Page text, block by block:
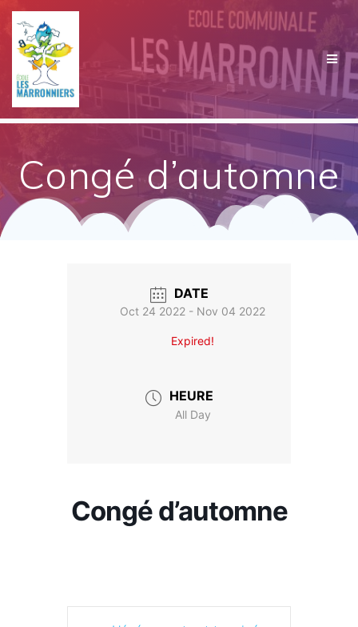
Passer
au
contenu
Congé d’automne
DATE
Oct 24 2022 - Nov 04 2022
Expired!
HEURE
All Day
Congé d’automne